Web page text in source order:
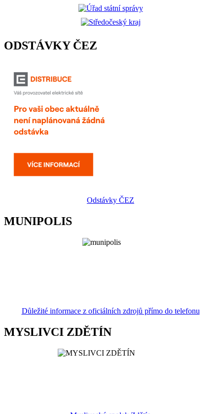
ODSTÁVKY ČEZ
Odstávky ČEZ
MUNIPOLIS
Důležité informace z oficiálních zdrojů přímo do telefonu
MYSLIVCI ZDĚTÍN